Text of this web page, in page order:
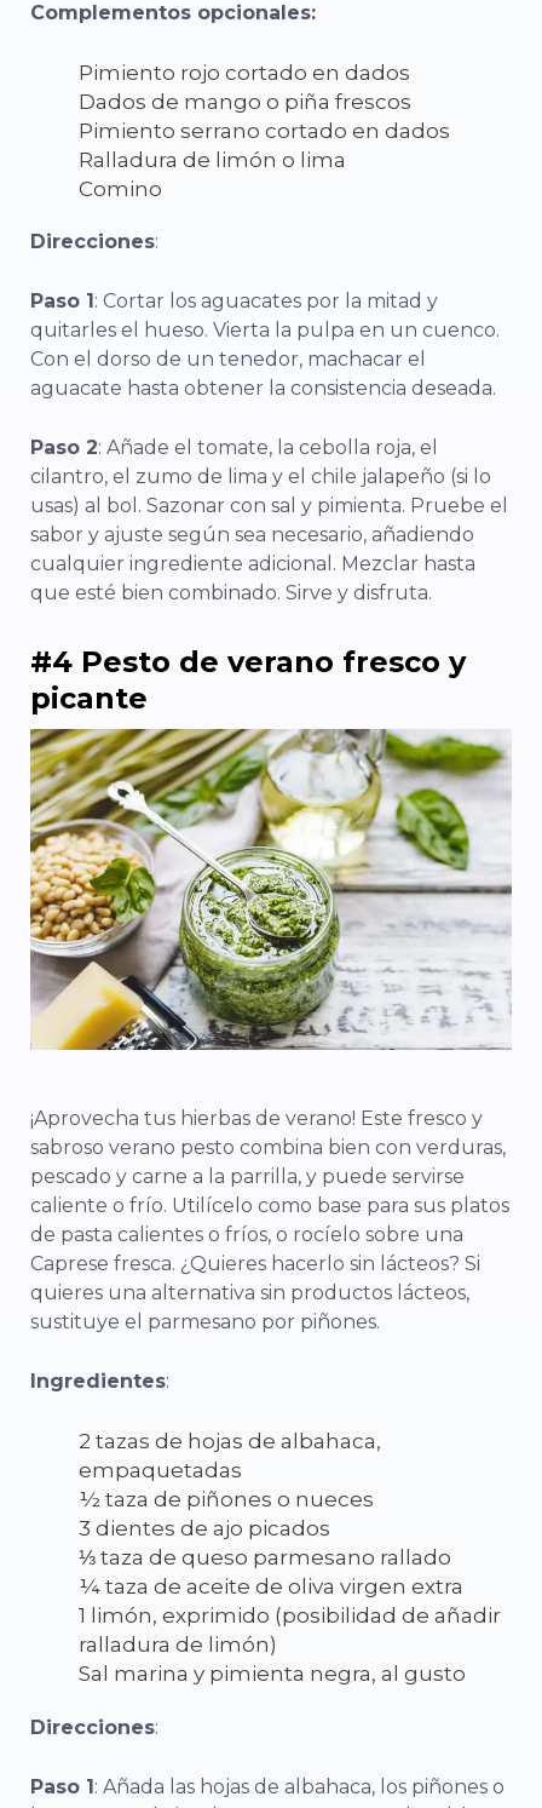
Complementos opcionales:
Pimiento rojo cortado en dados
Dados de mango o piña frescos
Pimiento serrano cortado en dados
Ralladura de limón o lima
Comino
Direcciones:
Paso 1: Cortar los aguacates por la mitad y
quitarles el hueso. Vierta la pulpa en un cuenco.
Con el dorso de un tenedor, machacar el
aguacate hasta obtener la consistencia deseada.
Paso 2: Añade el tomate, la cebolla roja, el
cilantro, el zumo de lima y el chile jalapeño (si lo
usas) al bol. Sazonar con sal y pimienta. Pruebe el
sabor y ajuste según sea necesario, añadiendo
cualquier ingrediente adicional. Mezclar hasta
que esté bien combinado. Sirve y disfruta.
#4 Pesto de verano fresco y
picante
¡Aprovecha tus hierbas de verano! Este fresco y
sabroso verano pesto combina bien con verduras,
pescado y carne a la parrilla, y puede servirse
caliente o frío. Utilícelo como base para sus platos
de pasta calientes o fríos, o rocíelo sobre una
Caprese fresca. ¿Quieres hacerlo sin lácteos? Si
quieres una alternativa sin productos lácteos,
sustituye el parmesano por piñones.
Ingredientes:
2 tazas de hojas de albahaca,
empaquetadas
½ taza de piñones o nueces
3 dientes de ajo picados
⅓ taza de queso parmesano rallado
¼ taza de aceite de oliva virgen extra
1 limón, exprimido (posibilidad de añadir
ralladura de limón)
Sal marina y pimienta negra, al gusto
Direcciones:
Paso 1 : Añada las hojas de albahaca, los piñones o